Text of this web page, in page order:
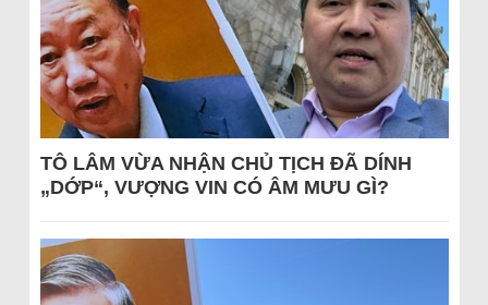
TÔ LÂM VỪA NHẬN CHỦ TỊCH ĐÃ DÍNH
„DỚP“, VƯỢNG VIN CÓ ÂM MƯU GÌ?